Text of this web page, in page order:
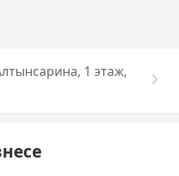
1 этаж,